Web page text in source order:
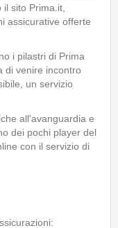
sito Prima.it,
assicurative offerte
i pilastri di Prima
di venire incontro
un servizio
all'avanguardia e
dei pochi player del
con il servizio di